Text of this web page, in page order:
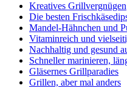
Kreatives Grillvergnügen
Die besten
Mandel-Hähnchen und
Vitaminreich und
Nachhaltig und gesund
Schneller marinieren,
Gläsernes Grillparadies
Grillen, aber mal anders